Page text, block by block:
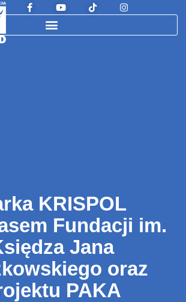
KRISPOL
Fundacji im.
Jana
oraz
PAKA